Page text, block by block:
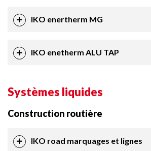
IKO enertherm MG
IKO enetherm ALU TAP
Systèmes liquides
Construction routière
IKO road marquages et lignes